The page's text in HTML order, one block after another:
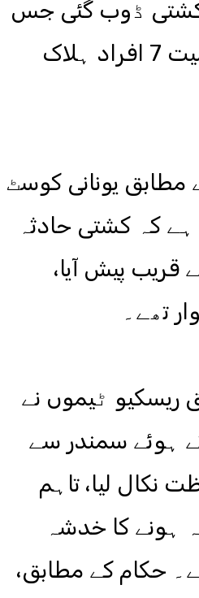
کشتی ڈوب گئی جس
میں 2 خواتین سمیت 7 افراد ہلاک
مطابق یونانی کوسٹ
ہے کہ کشتی حادثہ
قریب پیش آیا،
ریسکیو ٹیموں نے
ہوئے سمندر سے
نکال لیا، تاہم
ہونے کا خدشہ
حکام کے مطابق،